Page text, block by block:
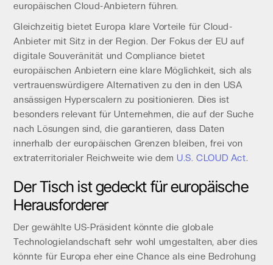
europäischen Cloud-Anbietern führen.
Gleichzeitig bietet Europa klare Vorteile für Cloud-
Anbieter mit Sitz in der Region. Der Fokus der EU auf
digitale Souveränität und Compliance bietet
europäischen Anbietern eine klare Möglichkeit, sich als
vertrauenswürdigere Alternativen zu den in den USA
ansässigen Hyperscalern zu positionieren. Dies ist
besonders relevant für Unternehmen, die auf der Suche
nach Lösungen sind, die garantieren, dass Daten
innerhalb der europäischen Grenzen bleiben, frei von
extraterritorialer Reichweite wie demU.S. CLOUD Act.
Der Tisch ist gedeckt für europäische
Herausforderer
Der gewählte US-Präsident könnte die globale
Technologielandschaft sehr wohl umgestalten, aber dies
könnte für Europa eher eine Chance als eine Bedrohung